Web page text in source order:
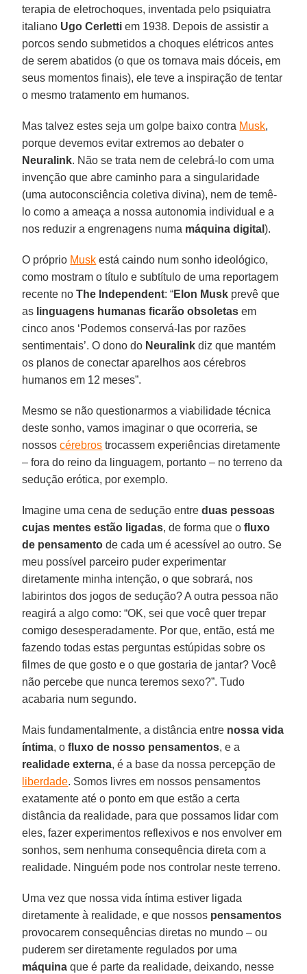
terapia de eletrochoques, inventada pelo psiquiatra
italiano Ugo Cerletti em 1938. Depois de assistir a
porcos sendo submetidos a choques elétricos antes
de serem abatidos (o que os tornava mais dóceis, em
seus momentos finais), ele teve a inspiração de tentar
o mesmo tratamento em humanos.
Mas talvez estes seja um golpe baixo contra Musk,
porque devemos evitar extremos ao debater o
Neuralink. Não se trata nem de celebrá-lo com uma
invenção que abre caminho para a singularidade
(uma autoconsciência coletiva divina), nem de temê-
lo como a ameaça a nossa autonomia individual e a
nos reduzir a engrenagens numa máquina digital).
O próprio Musk está caindo num sonho ideológico,
como mostram o título e subtítulo de uma reportagem
recente noThe Independent: “Elon Musk prevê que
as linguagens humanas ficarão obsoletas em
cinco anos ‘Podemos conservá-las por razões
sentimentais’. O dono do Neuralink diz que mantém
os planos de conectar aparelhos aos cérebros
humanos em 12 meses”.
Mesmo se não questionarmos a viabilidade técnica
deste sonho, vamos imaginar o que ocorreria, se
nossoscérebros trocassem experiências diretamente
– fora do reino da linguagem, portanto – no terreno da
sedução erótica, por exemplo.
Imagine uma cena de sedução entreduas pessoas
cujas mentes estão ligadas, de forma que ofluxo
de pensamento de cada um é acessível ao outro. Se
meu possível parceiro puder experimentar
diretamente minha intenção, o que sobrará, nos
labirintos dos jogos de sedução? A outra pessoa não
reagirá a algo como: “OK, sei que você quer trepar
comigo desesperadamente. Por que, então, está me
fazendo todas estas perguntas estúpidas sobre os
filmes de que gosto e o que gostaria de jantar? Você
não percebe que nunca teremos sexo?”. Tudo
acabaria num segundo.
Mais fundamentalmente, a distância entre nossa vida
íntima, ofluxo de nosso pensamentos, e a
realidade externa, é a base da nossa percepção de
liberdade. Somos livres em nossos pensamentos
exatamente até o ponto em que estão a certa
distância da realidade, para que possamos lidar com
eles, fazer experimentos reflexivos e nos envolver em
sonhos, sem nenhuma consequência direta com a
realidade. Ninguém pode nos controlar neste terreno.
Uma vez que nossa vida íntima estiver ligada
diretamente à realidade, e que nossos pensamentos
provocarem consequências diretas no mundo – ou
puderem ser diretamente regulados por uma
máquina que é parte da realidade, deixando, nesse